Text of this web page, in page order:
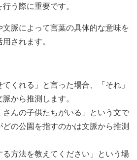
う際に重要です。
脈によって言葉の具体的な意味を
用されます。
てくれる」と言った場合、「それ」
から推測します。
さんの子供たちがいる」という文で
の公園を指すのかは文脈から推測
る方法を教えてください」という場